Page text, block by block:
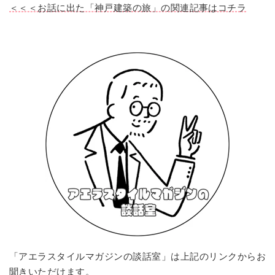
＜＜＜お話に出た「神戸建築の旅」の関連記事はコチラ
「アエラスタイルマガジンの談話室」は上記のリンクからお
聞きいただけます。